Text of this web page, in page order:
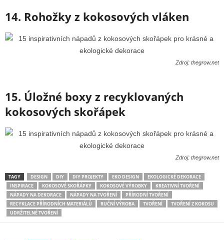
14. Rohožky z kokosových vláken
Zdroj: thegrow.net
15. Úložné boxy z recyklovaných
kokosových skořápek
Zdroj: thegrow.net
TAGY DESIGN DIY DIY PROJEKTY EKO DESIGN
EKOLOGICKÉ DEKORACE
INSPIRACE
KOKOSOVÉ SKOŘÁPKY KOKOSOVÉ VÝROBKY
KREATIVNÍ TVOŘENÍ
NÁPADY NA DEKORACE
NÁPADY NA TVOŘENÍ
PŘÍRODNÍ TVOŘENÍ
RECYKLACE PŘÍRODNÍCH MATERIÁLŮ
RUČNÍ VÝROBA TVOŘENÍ
TVOŘENÍ Z KOKOSU
UDRŽITELNÉ TVOŘENÍ